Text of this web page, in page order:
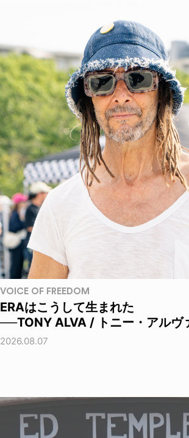
VOICE OF FREEDOM
ERAはこうして生まれた
──TONY ALVA / トニー・アルヴ
2026.08.07